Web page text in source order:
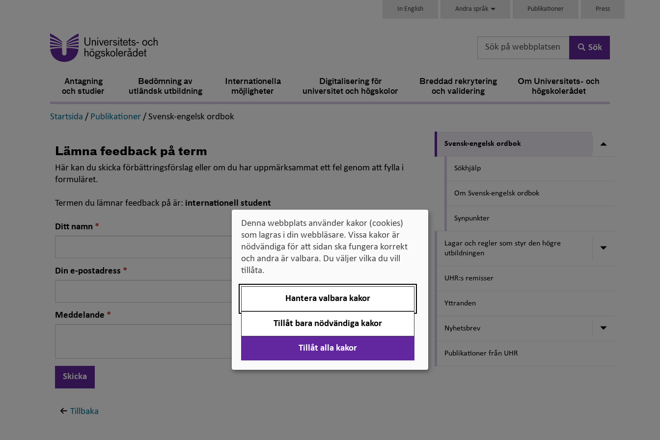
In English Andra språk Publikationer Press
Sök
Antagning
och studier
Bedömning av
utländsk utbildning
Internationella
möjligheter
Digitalisering för
universitet och högskolor
Breddad rekrytering
och validering
Om Universitets- och
högskolerådet
Startsida ,
/ Publikationer ,
/ Svensk-engelsk ordbok
Lämna feedback på term
Här kan du skicka förbättringsförslag eller om du har uppmärksammat ett fel genom att fylla i
formuläret.
Termen du lämnar feedback på är: internationell student
Ditt namn Nödvändigt
fält
Din e-postadress Nödvändigt
fält
Meddelande Nödvändigt
fält
Skicka
Tillbaka
Svensk-engelsk ordbok Undermeny
Sökhjälp
Om Svensk-engelsk ordbok
Synpunkter
Lagar och regler som styr den högre
utbildningen
Undermeny
UHR:s remisser
Yttranden
Nyhetsbrev Undermeny
Publikationer från UHR
Denna webbplats använder kakor (cookies)
som lagras i din webbläsare. Vissa kakor är
nödvändiga för att sidan ska fungera korrekt
och andra är valbara. Du väljer vilka du vill
tillåta.
Hantera valbara kakor
Tillåt bara nödvändiga kakor
Tillåt alla kakor